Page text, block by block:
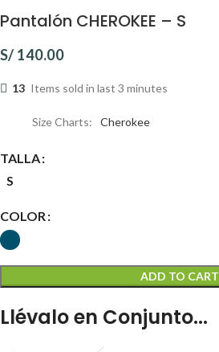
Pantalón CHEROKEE – S
S/ 140.00
13 Items sold in last 3 minutes
Size Charts Cherokee
TALLA
S
COLOR
ADD TO CART
Llévalo en Conjunto...